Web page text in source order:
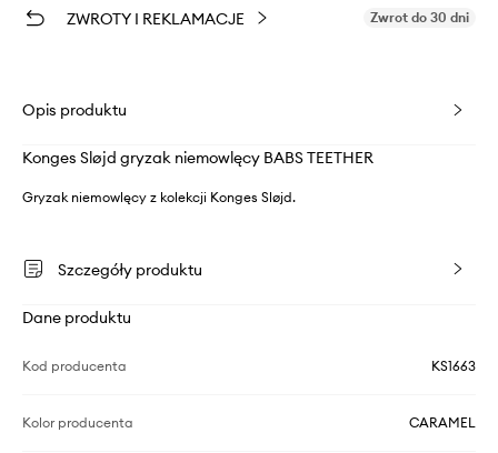
ZWROTY I REKLAMACJE Zwrot do 30 dni
Opis produktu
Konges Sløjd gryzak niemowlęcy BABS TEETHER
Gryzak niemowlęcy z kolekcji Konges Sløjd.
Szczegóły produktu
Dane produktu
Kod producenta KS1663
Kolor producenta CARAMEL